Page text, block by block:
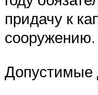
придачу к
сооружению.
Допустимые